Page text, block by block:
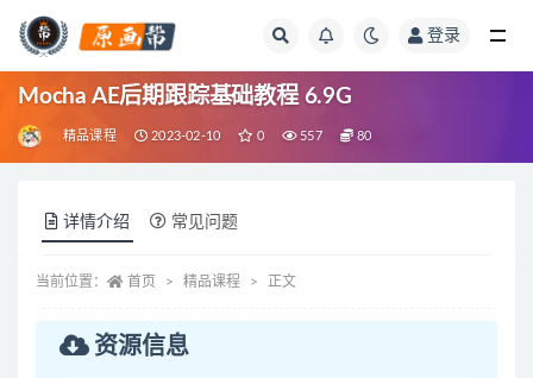
登录
Mocha AE后期跟踪基础教程 6.9G
精品课程 2023-02-10 0 557 80
详情介绍 常见问题
当前位置： 首页 精品课程 正文
资源信息